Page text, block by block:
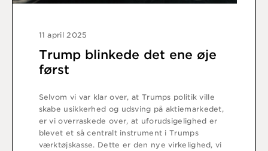
11 april 2025
Trump blinkede det ene øje
først
Selvom vi var klar over, at Trumps politik ville
skabe usikkerhed og udsving på aktiemarkedet,
er vi overraskede over, at uforudsigelighed er
blevet et så centralt instrument i Trumps
værktøjskasse. Dette er den nye virkelighed, vi